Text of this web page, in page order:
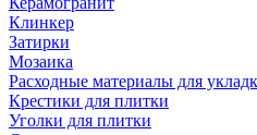
Клинкер
Затирки
Мозаика
Расходные материалы для
Крестики для плитки
Уголки для плитки